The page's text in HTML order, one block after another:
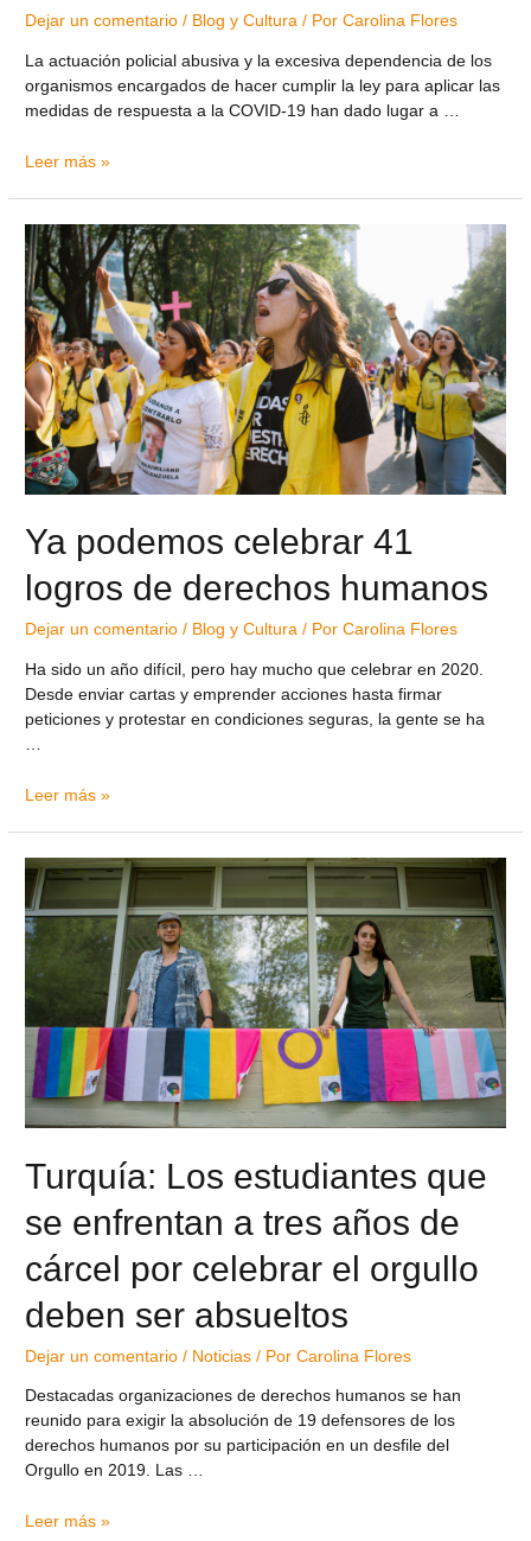
Dejar un comentario / Blog y Cultura / PorCarolina Flores
La actuación policial abusiva y la excesiva dependencia de los
organismos encargados de hacer cumplir la ley para aplicar las
medidas de respuesta a la COVID-19 han dado lugar a …
Leer más »
Ya podemos celebrar 41
logros de derechos humanos
Dejar un comentario / Blog y Cultura / PorCarolina Flores
Ha sido un año difícil, pero hay mucho que celebrar en 2020.
Desde enviar cartas y emprender acciones hasta firmar
peticiones y protestar en condiciones seguras, la gente se ha
…
Leer más »
Turquía: Los estudiantes que
se enfrentan a tres años de
cárcel por celebrar el orgullo
deben ser absueltos
Dejar un comentario / Noticias / PorCarolina Flores
Destacadas organizaciones de derechos humanos se han
reunido para exigir la absolución de 19 defensores de los
derechos humanos por su participación en un desfile del
Orgullo en 2019. Las …
Leer más »